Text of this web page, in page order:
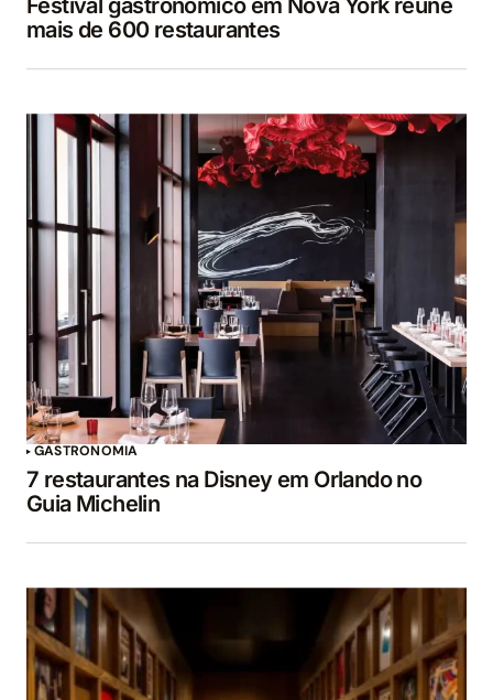
Festival gastronômico em Nova York reune
mais de 600 restaurantes
GASTRONOMIA
7 restaurantes na Disney em Orlando no
Guia Michelin